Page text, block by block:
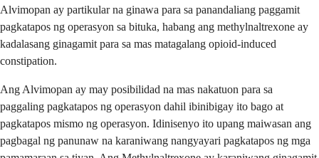
Alvimopan ay partikular na ginawa para sa panandaliang paggamit
pagkatapos ng operasyon sa bituka, habang ang methylnaltrexone ay
kadalasang ginagamit para sa mas matagalang opioid-induced
constipation.
Ang Alvimopan ay may posibilidad na mas nakatuon para sa
paggaling pagkatapos ng operasyon dahil ibinibigay ito bago at
pagkatapos mismo ng operasyon. Idinisenyo ito upang maiwasan ang
pagbagal ng panunaw na karaniwang nangyayari pagkatapos ng mga